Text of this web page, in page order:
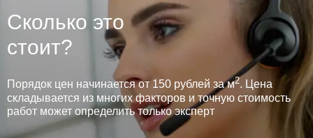
Сколько это
стоит?
Порядок цен начинается от 150 рублей за м2. Цена
складывается из многих факторов и точную стоимость
работ может определить только эксперт